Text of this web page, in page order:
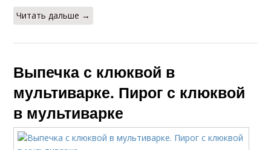
Читать дальше →
Выпечка с клюквой в
мультиварке. Пирог с клюквой
в мультиварке